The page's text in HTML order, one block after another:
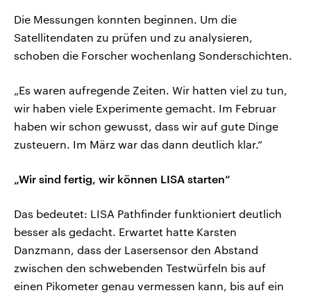
Die Messungen konnten beginnen. Um die
Satellitendaten zu prüfen und zu analysieren,
schoben die Forscher wochenlang Sonderschichten.
„Es waren aufregende Zeiten. Wir hatten viel zu tun,
wir haben viele Experimente gemacht. Im Februar
haben wir schon gewusst, dass wir auf gute Dinge
zusteuern. Im März war das dann deutlich klar.“
„Wir sind fertig, wir können LISA starten“
Das bedeutet: LISA Pathfinder funktioniert deutlich
besser als gedacht. Erwartet hatte Karsten
Danzmann, dass der Lasersensor den Abstand
zwischen den schwebenden Testwürfeln bis auf
einen Pikometer genau vermessen kann, bis auf ein